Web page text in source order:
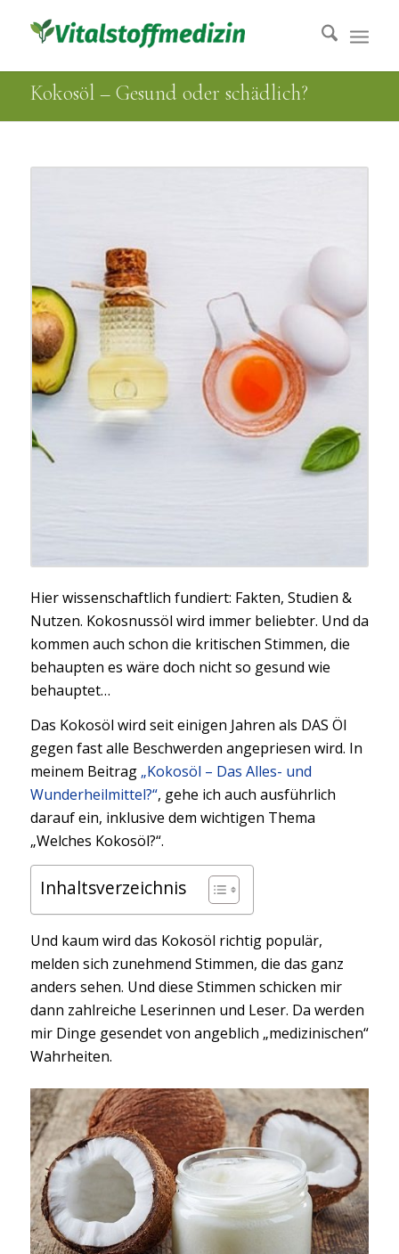
Kokosöl – Gesund oder schädlich?
Hier wissenschaftlich fundiert: Fakten, Studien &
Nutzen. Kokosnussöl wird immer beliebter. Und da
kommen auch schon die kritischen Stimmen, die
behaupten es wäre doch nicht so gesund wie
behauptet…
Das Kokosöl wird seit einigen Jahren als DAS Öl
gegen fast alle Beschwerden angepriesen wird. In
meinem Beitrag „Kokosöl – Das Alles- und
Wunderheilmittel?“, gehe ich auch ausführlich
darauf ein, inklusive dem wichtigen Thema
„Welches Kokosöl?“.
Inhaltsverzeichnis
Und kaum wird das Kokosöl richtig populär,
melden sich zunehmend Stimmen, die das ganz
anders sehen. Und diese Stimmen schicken mir
dann zahlreiche Leserinnen und Leser. Da werden
mir Dinge gesendet von angeblich „medizinischen“
Wahrheiten.